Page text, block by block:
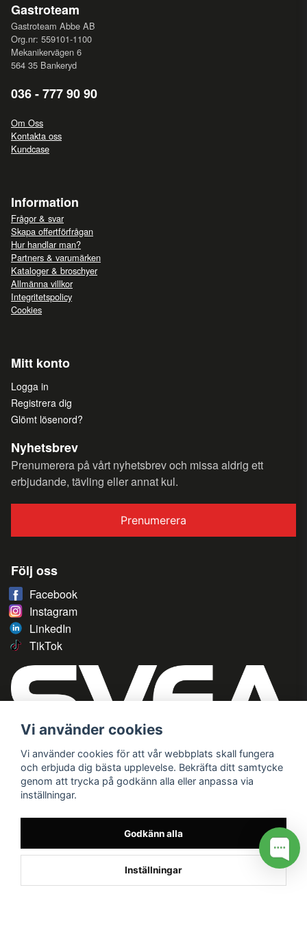
Gastroteam
Gastroteam Abbe AB
Org.nr: 559101-1100
Mekanikervägen 6
564 35 Bankeryd
036 - 777 90 90
Om Oss
Kontakta oss
Kundcase
Information
Frågor & svar
Skapa offertförfrågan
Hur handlar man?
Partners & varumärken
Kataloger & broschyer
Allmänna villkor
Integritetspolicy
Cookies
Mitt konto
Logga in
Registrera dig
Glömt lösenord?
Nyhetsbrev
Prenumerera på vårt nyhetsbrev och missa aldrig ett
erbjudande, tävling eller annat kul.
Prenumerera
Följ oss
Facebook
Instagram
LinkedIn
TikTok
Vi använder cookies
Vi använder cookies för att vår webbplats skall fungera
och erbjuda dig bästa upplevelse. Bekräfta ditt samtycke
genom att trycka på godkänn alla eller anpassa via
inställningar.
Godkänn alla
Inställningar